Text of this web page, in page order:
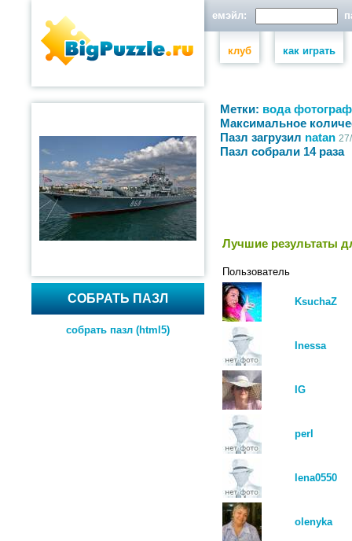
емэйл:
клуб как играть
СОБРАТЬ ПАЗЛ
собрать пазл (html5)
Метки: вода
Максимальное
Пазл загрузил natan
Пазл собрали 14 раза
Лучшие результаты
Пользователь
KsuchaZ
Inessa
IG
perl
lena0550
olenyka